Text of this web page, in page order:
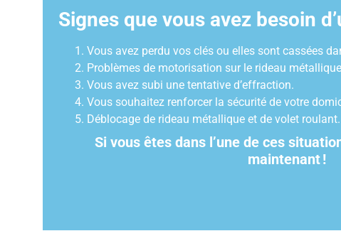
Signes que vous avez besoin
Vous avez perdu vos clés ou elles sont cassées
Problèmes de motorisation sur le rideau
Vous avez subi une tentative d’effraction.
Vous souhaitez renforcer la sécurité de votre
Déblocage de rideau métallique et de volet roulant.
Si vous êtes dans l’une de ces
maintenant!